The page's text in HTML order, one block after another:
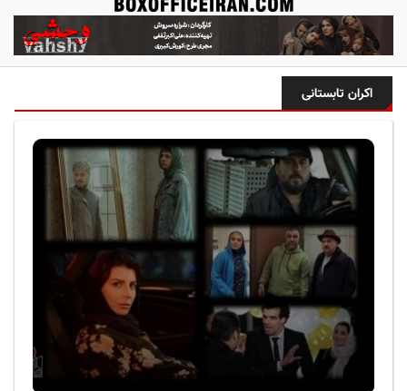
ب
ا
ک
آ
ی
س
ا
ی
ر
ا
ن
اکران تابستانی